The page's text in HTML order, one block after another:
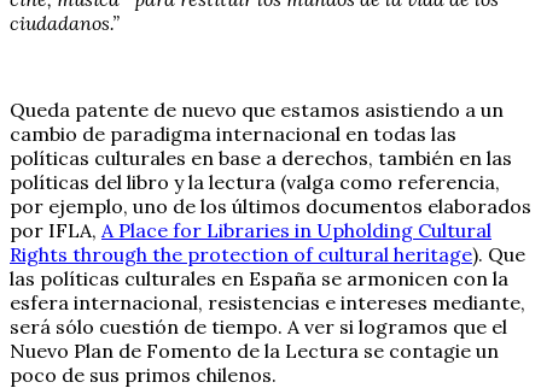
ciudadanos.”
Queda patente de nuevo que estamos asistiendo a un
cambio de paradigma internacional en todas las
políticas culturales en base a derechos, también en las
políticas del libro y la lectura (valga como referencia,
por ejemplo, uno de los últimos documentos elaborados
por IFLA, A Place for Libraries in Upholding Cultural
Rights through the protection of cultural heritage). Que
las políticas culturales en España se armonicen con la
esfera internacional, resistencias e intereses mediante,
será sólo cuestión de tiempo. A ver si logramos que el
Nuevo Plan de Fomento de la Lectura se contagie un
poco de sus primos chilenos.